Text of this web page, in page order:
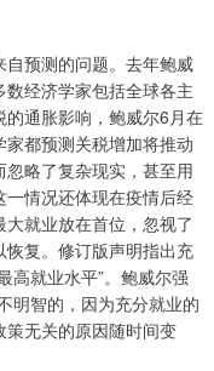
预测的问题。去年鲍威
经济学家包括全球各主
通胀影响，鲍威尔6月在
都预测关税增加将推动
略了复杂现实，甚至用
情况还体现在疫情后经
就业放在首位，忽视了
复。修订版声明指出充
高就业水平”。鲍威尔强
明智的，因为充分就业的
无关的原因随时间变